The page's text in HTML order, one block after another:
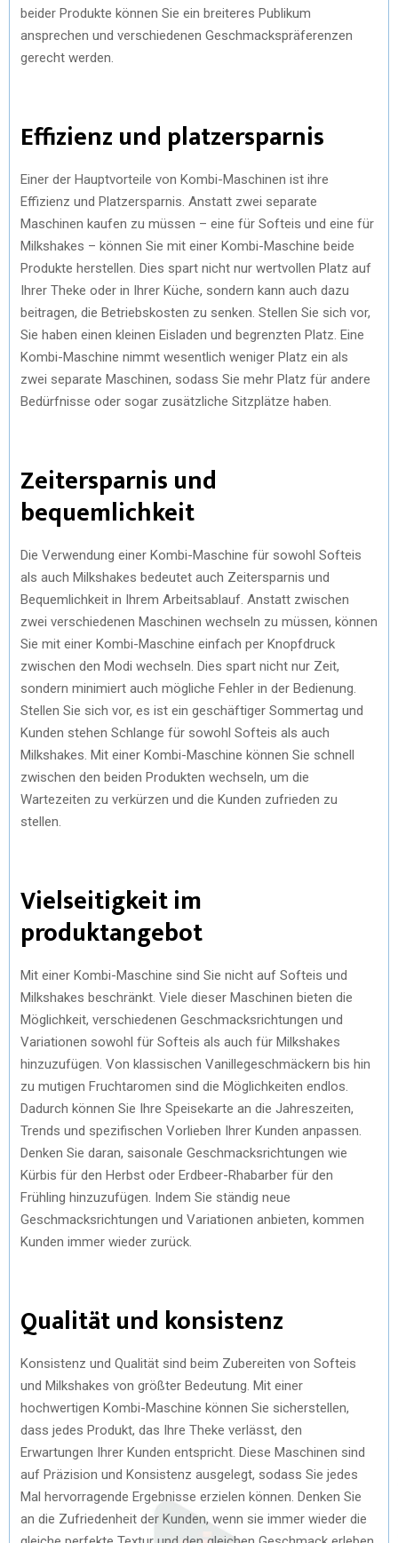
beider Produkte können Sie ein breiteres Publikum
ansprechen und verschiedenen Geschmackspräferenzen
gerecht werden.
Effizienz und platzersparnis
Einer der Hauptvorteile von Kombi-Maschinen ist ihre
Effizienz und Platzersparnis. Anstatt zwei separate
Maschinen kaufen zu müssen – eine für Softeis und eine für
Milkshakes – können Sie mit einer Kombi-Maschine beide
Produkte herstellen. Dies spart nicht nur wertvollen Platz auf
Ihrer Theke oder in Ihrer Küche, sondern kann auch dazu
beitragen, die Betriebskosten zu senken. Stellen Sie sich vor,
Sie haben einen kleinen Eisladen und begrenzten Platz. Eine
Kombi-Maschine nimmt wesentlich weniger Platz ein als
zwei separate Maschinen, sodass Sie mehr Platz für andere
Bedürfnisse oder sogar zusätzliche Sitzplätze haben.
Zeitersparnis und
bequemlichkeit
Die Verwendung einer Kombi-Maschine für sowohl Softeis
als auch Milkshakes bedeutet auch Zeitersparnis und
Bequemlichkeit in Ihrem Arbeitsablauf. Anstatt zwischen
zwei verschiedenen Maschinen wechseln zu müssen, können
Sie mit einer Kombi-Maschine einfach per Knopfdruck
zwischen den Modi wechseln. Dies spart nicht nur Zeit,
sondern minimiert auch mögliche Fehler in der Bedienung.
Stellen Sie sich vor, es ist ein geschäftiger Sommertag und
Kunden stehen Schlange für sowohl Softeis als auch
Milkshakes. Mit einer Kombi-Maschine können Sie schnell
zwischen den beiden Produkten wechseln, um die
Wartezeiten zu verkürzen und die Kunden zufrieden zu
stellen.
Vielseitigkeit im
produktangebot
Mit einer Kombi-Maschine sind Sie nicht auf Softeis und
Milkshakes beschränkt. Viele dieser Maschinen bieten die
Möglichkeit, verschiedenen Geschmacksrichtungen und
Variationen sowohl für Softeis als auch für Milkshakes
hinzuzufügen. Von klassischen Vanillegeschmäckern bis hin
zu mutigen Fruchtaromen sind die Möglichkeiten endlos.
Dadurch können Sie Ihre Speisekarte an die Jahreszeiten,
Trends und spezifischen Vorlieben Ihrer Kunden anpassen.
Denken Sie daran, saisonale Geschmacksrichtungen wie
Kürbis für den Herbst oder Erdbeer-Rhabarber für den
Frühling hinzuzufügen. Indem Sie ständig neue
Geschmacksrichtungen und Variationen anbieten, kommen
Kunden immer wieder zurück.
Qualität und konsistenz
Konsistenz und Qualität sind beim Zubereiten von Softeis
und Milkshakes von größter Bedeutung. Mit einer
hochwertigen Kombi-Maschine können Sie sicherstellen,
dass jedes Produkt, das Ihre Theke verlässt, den
Erwartungen Ihrer Kunden entspricht. Diese Maschinen sind
auf Präzision und Konsistenz ausgelegt, sodass Sie jedes
Mal hervorragende Ergebnisse erzielen können. Denken Sie
an die Zufriedenheit der Kunden, wenn sie immer wieder die